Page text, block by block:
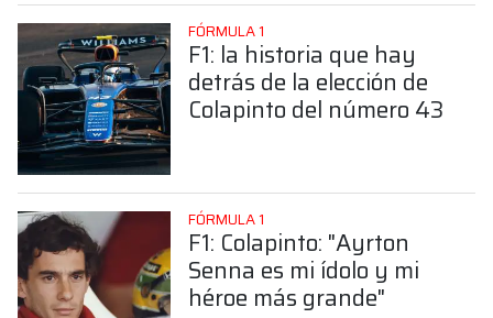
FÓRMULA 1
F1: la historia que hay
detrás de la elección de
Colapinto del número 43
FÓRMULA 1
F1: Colapinto: "Ayrton
Senna es mi ídolo y mi
héroe más grande"